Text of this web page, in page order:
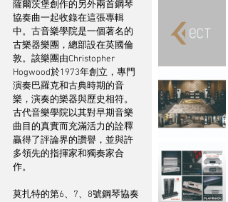
薩爾茨堡創作的另外兩首鋼琴
協奏曲一起收錄在這張專輯
中。古音樂學院是一個著名的
古樂器樂團，總部設在英國倫
敦。該樂團由Christopher
Hogwood於1973年創立，專門
演奏巴羅克和古典時期的音
樂，演奏的樂器與歷史相符。
古代音樂學院以其對早期音樂
曲目的真實而充滿活力的詮釋
贏得了評論界的讚譽，並與許
多領先的指揮家和獨奏家合
作。
莫扎特的第6、7、8號鋼琴協奏